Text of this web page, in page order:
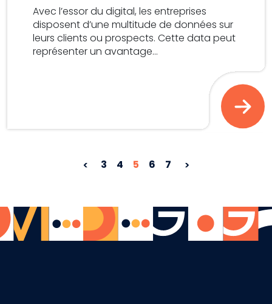
Avec l’essor du digital, les entreprises
disposent d’une multitude de données sur
leurs clients ou prospects. Cette data peut
représenter un avantage...
3 4 5 6 7